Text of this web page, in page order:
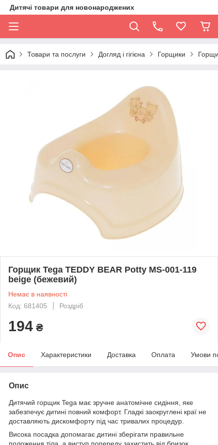
Дитячі товари для новонароджених
Товари та послуги Догляд і гігієна Горщики
Горщик Tega TEDDY BEAR Potty MS-001-119
beige (бежевий)
Немає в наявності
Код: 681405
Роздріб
194 ₴
Опис Характеристики Доставка Оплата Умови
Опис
Дитячий горщик Tega має зручне анатомічне сидіння, яке
забезпечує дитині повний комфорт. Гладкі заокруглені краї не
доставляють дискомфорту під час тривалих процедур.
Висока посадка допомагає дитині зберігати правильне
положення тіла, а виступ попереду захистить від бризок.